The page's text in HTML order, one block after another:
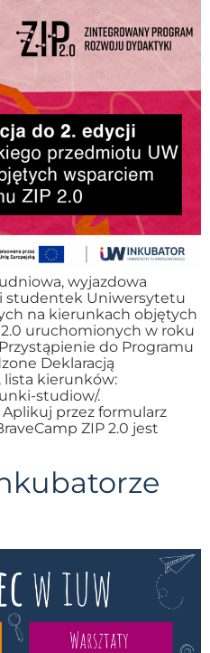
wyjazdowa
studentek Uniwersytetu
na kierunkach objętych
uruchomionych w roku
do Programu
Deklaracją
kierunków:
studiow/.
przez formularz
ZIP 2.0 jest